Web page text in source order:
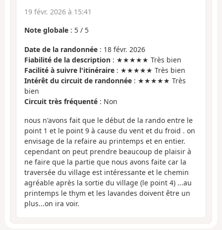
19 févr. 2026 à 15:41
Note globale : 5 / 5
Date de la randonnée : 18 févr. 2026
Fiabilité de la description : ★★★★★ Très bien
Facilité à suivre l'itinéraire : ★★★★★ Très bien
Intérêt du circuit de randonnée : ★★★★★ Très
bien
Circuit très fréquenté : Non
nous n'avons fait que le début de la rando entre le
point 1 et le point 9 à cause du vent et du froid . on
envisage de la refaire au printemps et en entier.
cependant on peut prendre beaucoup de plaisir à
ne faire que la partie que nous avons faite car la
traversée du village est intéressante et le chemin
agréable après la sortie du village (le point 4) ...au
printemps le thym et les lavandes doivent être un
plus...on ira voir.